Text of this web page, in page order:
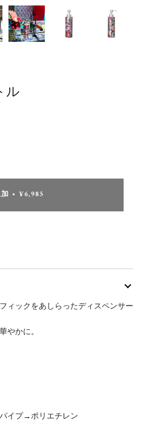
ル
• ¥6,985
ィックをあしらったディスペンサー
やかに。
イプ→ポリエチレン